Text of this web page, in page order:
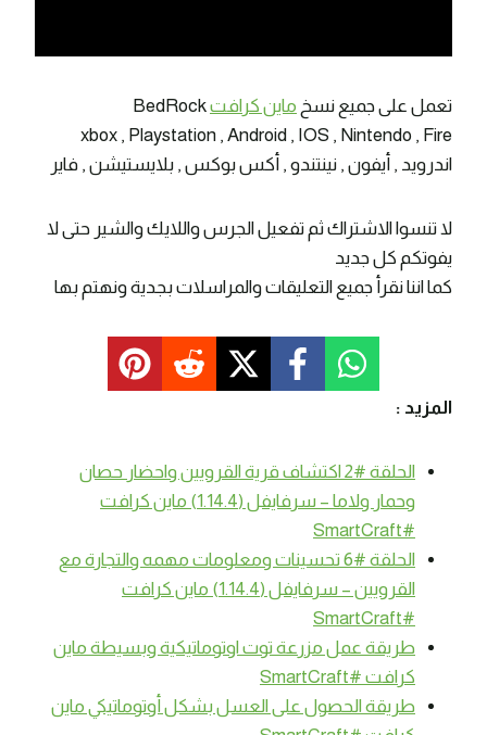
تعمل على جميع نسخ ماين كرافت
xbox , Playstation , Android , IOS , Nintendo , Fire
اندرويد , أيفون , نينتندو , أكس بوكس , بلايستيشن , فاير
لا تنسوا الاشتراك ثم تفعيل الجرس واللايك والشير حتى لا
يفوتكم كل جديد
كما اننا نقرأ جميع التعليقات والمراسلات بجدية ونهتم بها
المزيد :
الحلقة #2 اكتشاف قرية القرويين واحضار حصان
وحمار ولاما – سرفايفل (1.14.4) ماين كرافت
#SmartCraft
الحلقة #6 تحسينات ومعلومات مهمه والتجارة مع
القرويين – سرفايفل (1.14.4) ماين كرافت
#SmartCraft
طريقة عمل مزرعة توت اوتوماتيكية وبسيطة ماين
كرافت #SmartCraft
طريقة الحصول على العسل بشكل أوتوماتيكي ماين